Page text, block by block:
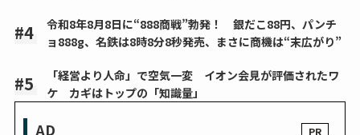
令和8年8月8日に“888商戦”勃発！ 銀だこ88円、パンチ
ョ888g、名鉄は8時8分8秒発売、まさに商機は“末広がり”
「経営より人命」で空気一変 イオン会見が評価されたワ
ケ カギはトップの「知識量」
AD